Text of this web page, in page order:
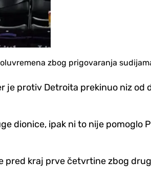
zbog prigovaranja
je protiv Detroita prekinuo niz
dionice, ipak ni to nije pomoglo
kraj prve četvrtine zbog